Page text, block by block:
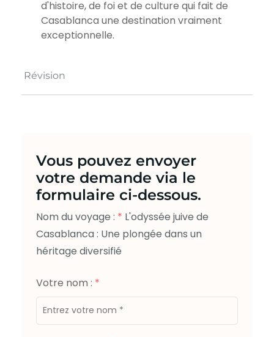
Révision
d'histoire, de foi et de culture qui fait de
Casablanca une destination vraiment
exceptionnelle.
Vous pouvez envoyer
votre demande via le
formulaire ci-dessous.
Nom du voyage : * L'odyssée juive de
Casablanca : Une plongée dans un
héritage diversifié
Votre nom : *